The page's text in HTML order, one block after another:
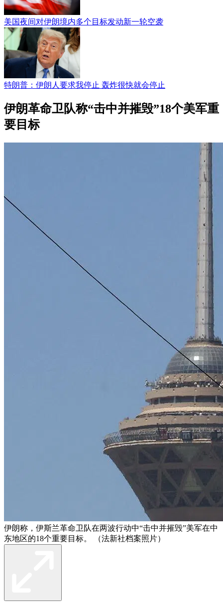
美国夜间对伊朗境内多个目标发动新一轮空袭
特朗普：伊朗人要求我停止 轰炸很快就会停止
伊朗革命卫队称“击中并摧毁”18个美军重
要目标
伊朗称，伊斯兰革命卫队在两波行动中“击中并摧毁”美军在中
东地区的18个重要目标。 （法新社档案照片）